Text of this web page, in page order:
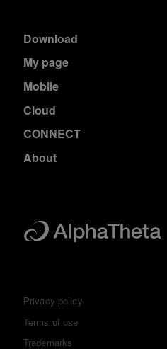
Download
My page
Mobile
Cloud
CONNECT
About
Privacy policy
Terms of use
Trademarks